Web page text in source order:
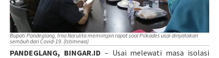
Bupati Pandeglang, Irna Narulita memimpin rapat soal Pilkades usai dinyatakan
sembuh dari Covid-19. (Istimewa)
PANDEGLANG, BINGAR.ID – Usai melewati masa isolasi